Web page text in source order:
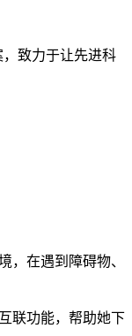
致力于让先进科
，在遇到障碍物、
联功能，帮助她下